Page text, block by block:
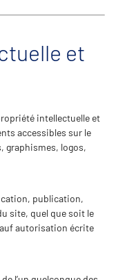
et
intellectuelle et
accessibles sur le
graphismes, logos,
publication,
site, quel que soit le
autorisation écrite